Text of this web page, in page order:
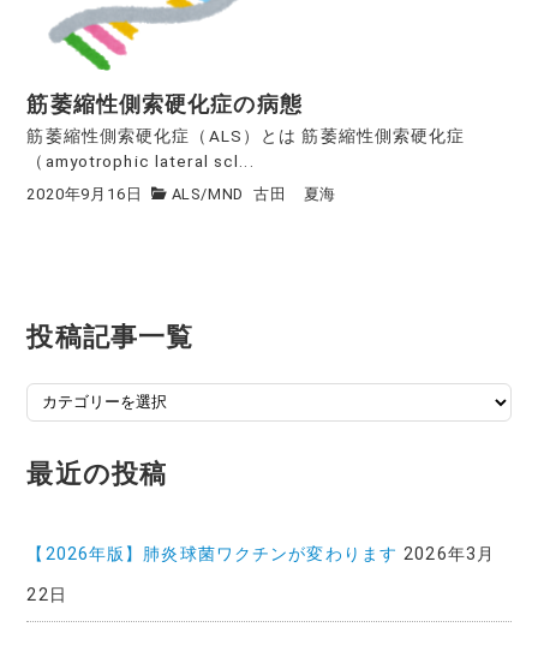
筋萎縮性側索硬化症の病態
筋萎縮性側索硬化症（ALS）とは 筋萎縮性側索硬化症
（amyotrophic lateral scl...
2020年9月16日 ALS/MND 古田 夏海
投稿記事一覧
投
稿
記
事
覧
最近の投稿
【2026年版】肺炎球菌ワクチンが変わります 2026年3月
22日